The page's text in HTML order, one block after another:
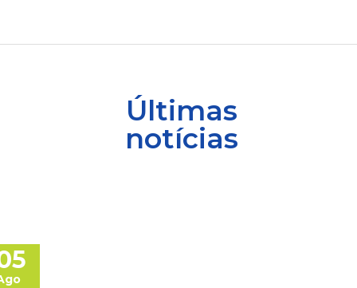
Últimas
notícias